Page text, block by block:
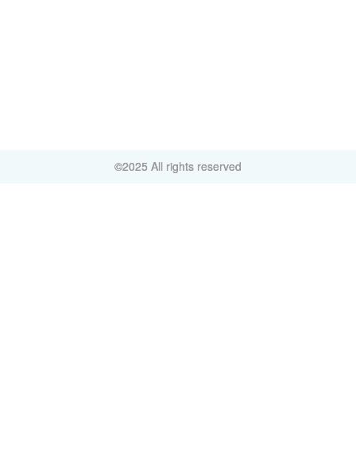
©2025 All rights reserved